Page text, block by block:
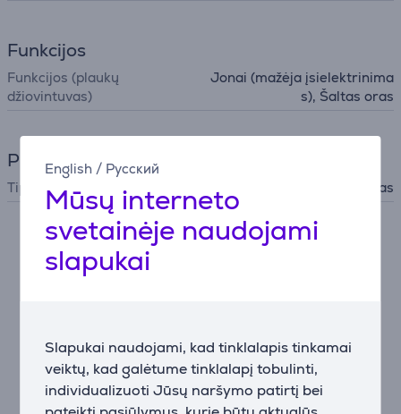
English / Русский
Mūsų interneto
svetainėje naudojami
slapukai
Slapukai naudojami, kad tinklalapis tinkamai
veiktų, kad galėtume tinklalapį tobulinti,
individualizuoti Jūsų naršymo patirtį bei
Funkcijos
Funkcijos (plaukų
džiovintuvas)
Jonai (mažėja įsielektrinima
s), Šaltas oras
Plaukų priežiūra
Tipas Plaukų džiovintuvas
Nesutikus su slapukų naudojimu negalime atvaizduoti
išsamaus šios prekės aprašymo.
Aprašymas